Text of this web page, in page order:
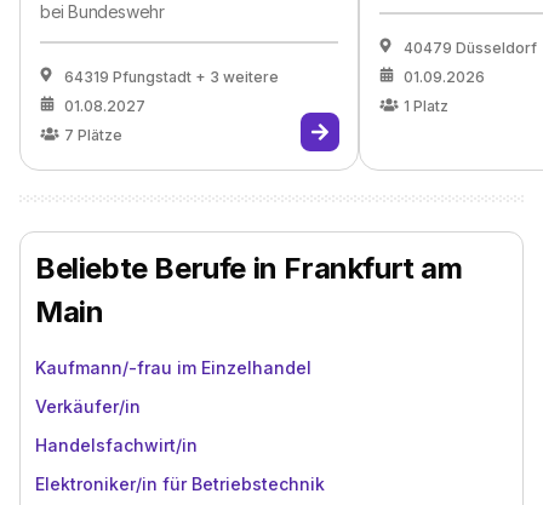
beiBundeswehr
64319 Pfungstadt + 3 weitere
01.08.2027
7 Plätze
40479 Düsseldorf
01.09.2026
1 Platz
Beliebte Berufe in Frankfurt am
Main
Kaufmann/-frau im Einzelhandel
Verkäufer/in
Handelsfachwirt/in
Elektroniker/in für Betriebstechnik